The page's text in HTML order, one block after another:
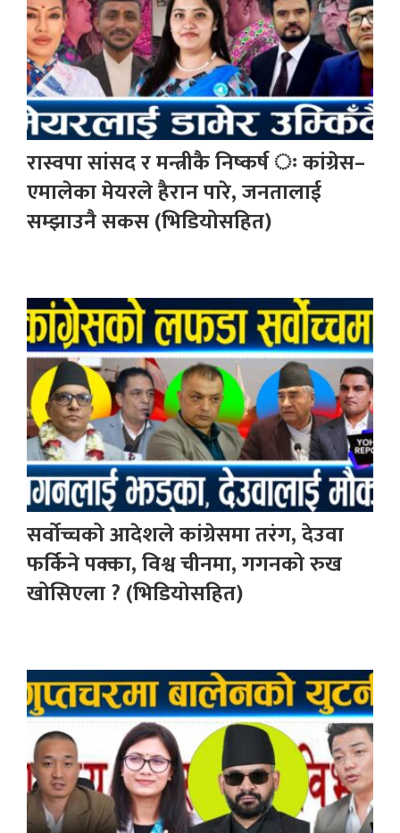
रास्वपा सांसद र मन्त्रीकै निष्कर्ष ः कांग्रेस–
एमालेका मेयरले हैरान पारे, जनतालाई
सम्झाउनै सकस (भिडियोसहित)
सर्वोच्चको आदेशले कांग्रेसमा तरंग, देउवा
फर्किने पक्का, विश्व चीनमा, गगनको रुख
खोसिएला ? (भिडियोसहित)